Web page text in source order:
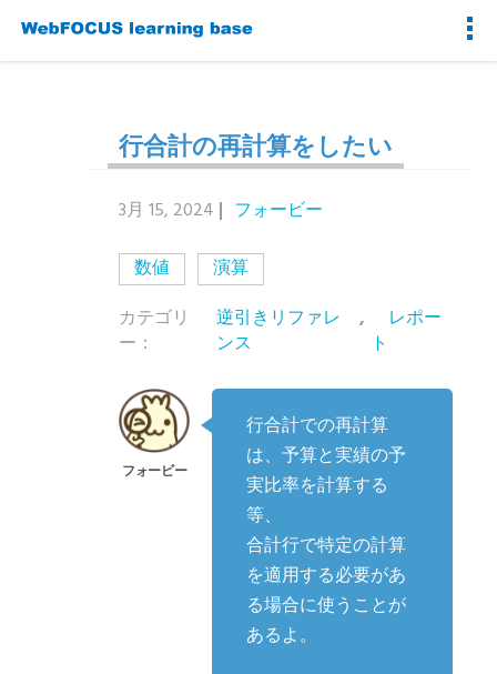
行合計の再計算をしたい
3月 15, 2024
フォービー
数値
演算
カテゴリ
ー：
逆引きリファレ
ンス
,
レポー
ト
行合計での再計算
は、予算と実績の予
実比率を計算する
等、
合計行で特定の計算
を適用する必要があ
る場合に使うことが
あるよ。